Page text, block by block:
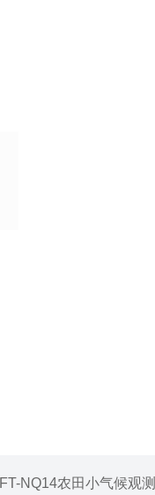
FT-NQ14农田小气候观